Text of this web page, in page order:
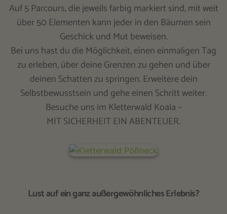
Auf 5 Parcours, die jeweils farbig markiert sind, mit weit
über 50 Elementen kann jeder in den Bäumen sein
Geschick und Mut beweisen.
Bei uns hast du die Möglichkeit, einen einmaligen Tag
zu erleben, über deine Grenzen zu gehen und über
deinen Schatten zu springen. Erweitere dein
Selbstbewusstsein und gehe einen Schritt weiter.
Besuche uns im Kletterwald Koala –
MIT SICHERHEIT EIN ABENTEUER.
Lust auf ein ganz außergewöhnliches Erlebnis?